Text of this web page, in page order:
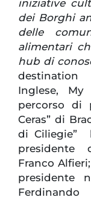
iniziative
dei Borghi
delle
alimentari
hub di
destination
Inglese, My
percorso di
Ceras” di
di Ciliegie”
presidente
Franco
presidente